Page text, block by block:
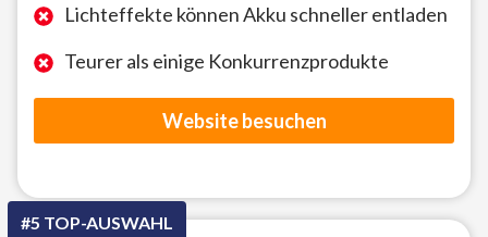
Lichteffekte können Akku schneller entladen
Teurer als einige Konkurrenzprodukte
Website besuchen
#5 TOP-AUSWAHL